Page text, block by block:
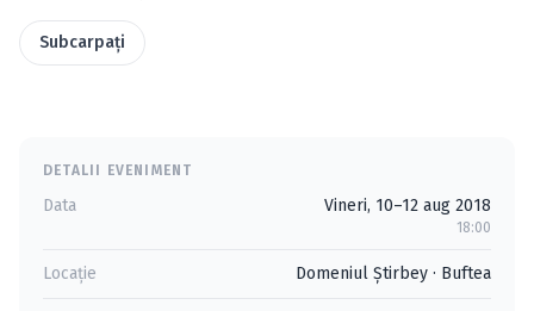
Subcarpaţi
DETALII EVENIMENT
Data Vineri, 10–12 aug 2018
18:00
Locație Domeniul Ştirbey · Buftea